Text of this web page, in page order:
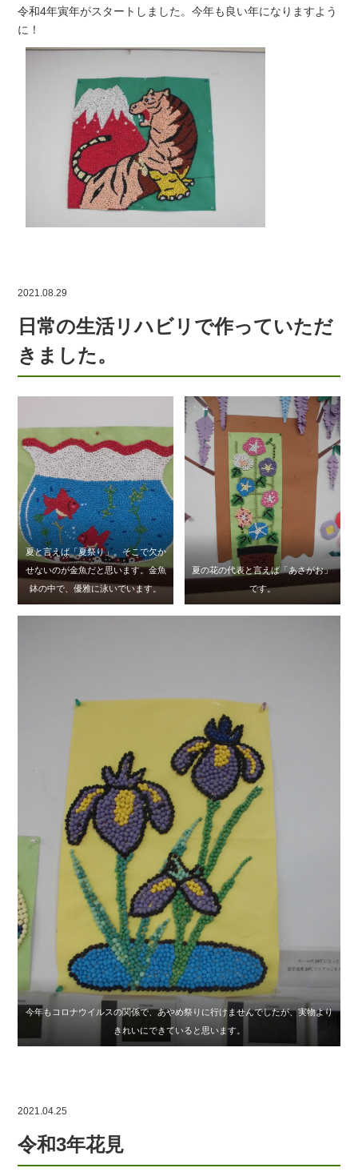
令和4年寅年がスタートしました。今年も良い年になりますよう
に！
2021.08.29
日常の生活リハビリで作っていただ
きました。
夏と言えば「夏祭り」。そこで欠か
せないのが金魚だと思います。金魚
鉢の中で、優雅に泳いでいます。
夏の花の代表と言えば「あさがお」
です。
今年もコロナウイルスの関係で、あやめ祭りに行けませんでしたが、実物より
きれいにできていると思います。
2021.04.25
令和3年花見